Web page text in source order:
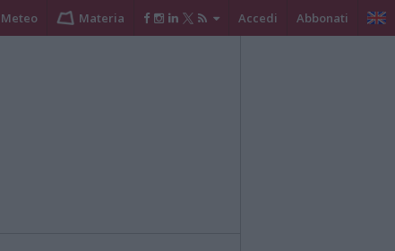
Meteo Materia Accedi Abbonati